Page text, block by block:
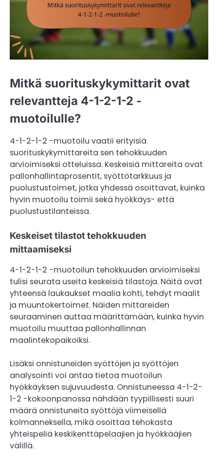
Mitkä suorituskykymittarit ovat
relevantteja 4-1-2-1-2 -
muotoilulle?
4-1-2-1-2 -muotoilu vaatii erityisiä
suorituskykymittareita sen tehokkuuden
arvioimiseksi otteluissa. Keskeisiä mittareita ovat
pallonhallintaprosentit, syöttötarkkuus ja
puolustustoimet, jotka yhdessä osoittavat, kuinka
hyvin muotoilu toimii sekä hyökkäys- että
puolustustilanteissa.
Keskeiset tilastot tehokkuuden
mittaamiseksi
4-1-2-1-2 -muotoilun tehokkuuden arvioimiseksi
tulisi seurata useita keskeisiä tilastoja. Näitä ovat
yhteensä laukaukset maalia kohti, tehdyt maalit
ja muuntokertoimet. Näiden mittareiden
seuraaminen auttaa määrittämään, kuinka hyvin
muotoilu muuttaa pallonhallinnan
maalintekopaikoiksi.
Lisäksi onnistuneiden syöttöjen ja syöttöjen
analysointi voi antaa tietoa muotoilun
hyökkäyksen sujuvuudesta. Onnistuneessa 4-1-2-
1-2 -kokoonpanossa nähdään tyypillisesti suuri
määrä onnistuneita syöttöjä viimeisellä
kolmanneksella, mikä osoittaa tehokasta
yhteispeliä keskikenttäpelaajien ja hyökkääjien
välillä.